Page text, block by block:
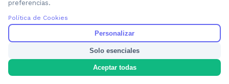
Nosotros
Cookies
Privacidad
preferencias.
Política de Cookies
Personalizar
Solo esenciales
Aceptar todas